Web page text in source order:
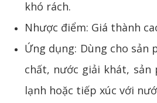
khó rách.
Nhược điểm: Giá thành
Ứng dụng: Dùng cho sản
chất, nước giải khát, sản
lạnh hoặc tiếp xúc với